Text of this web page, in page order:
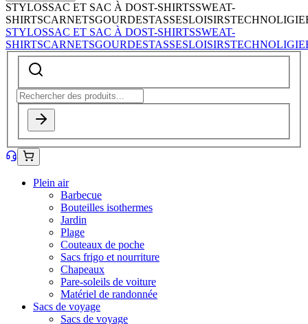
STYLOSSAC ET SAC À DOST-SHIRTSSWEAT-
SHIRTSCARNETSGOURDESTASSESLOISIRSTECHNOLIGIE
STYLOSSAC ET SAC À DOST-SHIRTSSWEAT-
SHIRTSCARNETSGOURDESTASSESLOISIRSTECHNOLIGIE
Plein air
Barbecue
Bouteilles isothermes
Jardin
Plage
Couteaux de poche
Sacs frigo et nourriture
Chapeaux
Pare-soleils de voiture
Matériel de randonnée
Sacs de voyage
Sacs de voyage